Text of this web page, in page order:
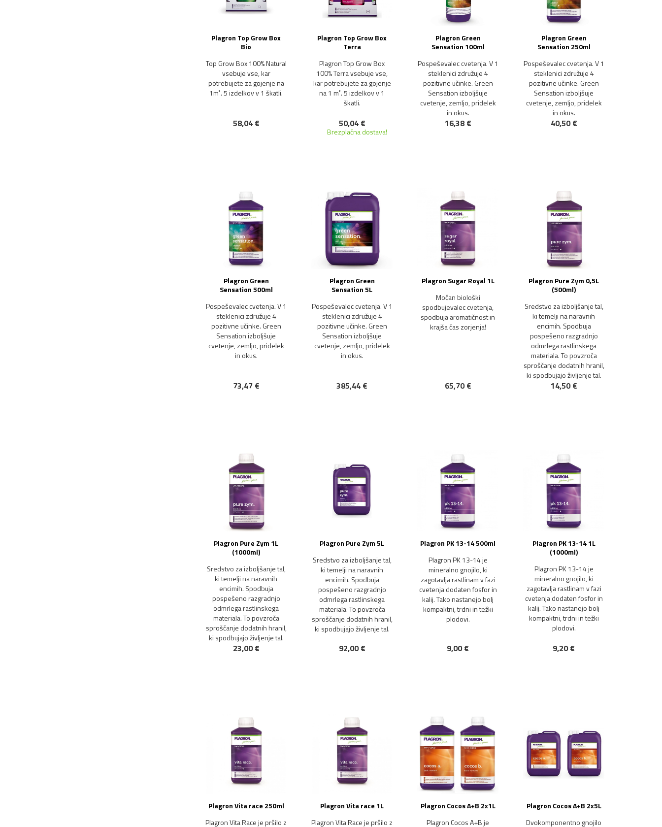
Plagron Top Grow Box
Bio
Top Grow Box 100% Natural
vsebuje vse, kar
potrebujete za gojenje na
1m². 5 izdelkov v 1 škatli.
58,04 €
Brezplačna dostava!
Plagron Top Grow Box
Terra
Plagron Top Grow Box
100% Terra vsebuje vse,
kar potrebujete za gojenje
na 1 m². 5 izdelkov v 1
škatli.
50,04 €
Plagron Green
Sensation 100ml
Pospeševalec cvetenja. V 1
steklenici združuje 4
pozitivne učinke. Green
Sensation izboljšuje
cvetenje, zemljo, pridelek
in okus.
16,38 €
Plagron Green
Sensation 250ml
Pospeševalec cvetenja. V 1
steklenici združuje 4
pozitivne učinke. Green
Sensation izboljšuje
cvetenje, zemljo, pridelek
in okus.
40,50 €
Plagron Green
Sensation 500ml
Pospeševalec cvetenja. V 1
steklenici združuje 4
pozitivne učinke. Green
Sensation izboljšuje
cvetenje, zemljo, pridelek
in okus.
73,47 €
Plagron Green
Sensation 5L
Pospeševalec cvetenja. V 1
steklenici združuje 4
pozitivne učinke. Green
Sensation izboljšuje
cvetenje, zemljo, pridelek
in okus.
385,44 €
Plagron Sugar Royal 1L
Močan biološki
spodbujevalec cvetenja,
spodbuja aromatičnost in
krajša čas zorjenja!
65,70 €
Plagron Pure Zym 0,5L
(500ml)
Sredstvo za izboljšanje tal,
ki temelji na naravnih
encimih. Spodbuja
pospešeno razgradnjo
odmrlega rastlinskega
materiala. To povzroča
sproščanje dodatnih hranil,
ki spodbujajo življenje tal.
14,50 €
Plagron Pure Zym 1L
(1000ml)
Sredstvo za izboljšanje tal,
ki temelji na naravnih
encimih. Spodbuja
pospešeno razgradnjo
odmrlega rastlinskega
materiala. To povzroča
sproščanje dodatnih hranil,
ki spodbujajo življenje tal.
23,00 €
Plagron Pure Zym 5L
Sredstvo za izboljšanje tal,
ki temelji na naravnih
encimih. Spodbuja
pospešeno razgradnjo
odmrlega rastlinskega
materiala. To povzroča
sproščanje dodatnih hranil,
ki spodbujajo življenje tal.
92,00 €
Plagron PK 13-14 500ml
Plagron PK 13-14 je
mineralno gnojilo, ki
zagotavlja rastlinam v fazi
cvetenja dodaten fosfor in
kalij. Tako nastanejo bolj
kompaktni, trdni in težki
plodovi.
9,00 €
Plagron PK 13-14 1L
(1000ml)
Plagron PK 13-14 je
mineralno gnojilo, ki
zagotavlja rastlinam v fazi
cvetenja dodaten fosfor in
kalij. Tako nastanejo bolj
kompaktni, trdni in težki
plodovi.
9,20 €
Plagron Vita race 250ml
Plagron Vita Race je pršilo z
Plagron Vita race 1L
Plagron Vita Race je pršilo z
Plagron Cocos A+B 2x1L
Plagron Cocos A+B je
Plagron Cocos A+B 2x5L
Dvokomponentno gnojilo